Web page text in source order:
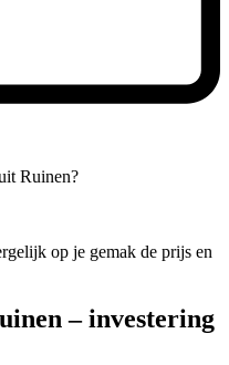
Ruinen?
op je gemak de prijs en
– investering